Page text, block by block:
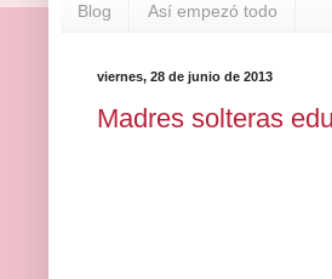
Blog Así empezó todo
viernes, 28 de junio de 2013
Madres solteras